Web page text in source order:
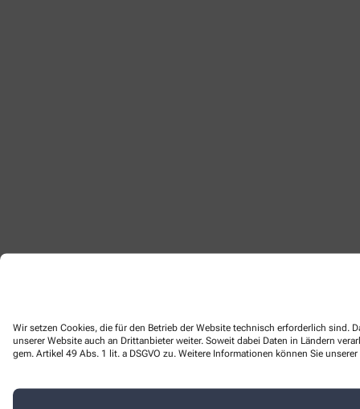
Wir setzen Cookies, die für den Betrieb der Website technisch erforderlich sind.
unserer Website auch an Drittanbieter weiter. Soweit dabei Daten in Ländern
gem. Artikel 49 Abs. 1 lit. a DSGVO zu. Weitere Informationen können Sie unserer